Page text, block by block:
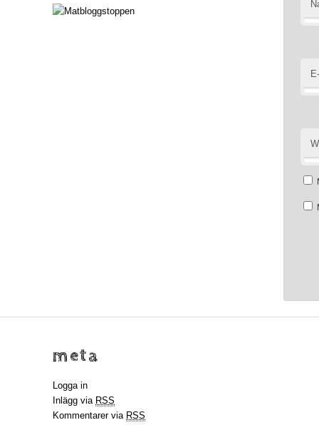
meta
Logga in
Inlägg via RSS
Kommentarer via RSS